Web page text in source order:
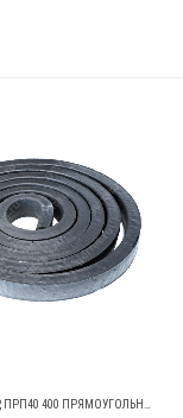
ПРП40 400 ПРЯМОУГОЛЬНЫЙ